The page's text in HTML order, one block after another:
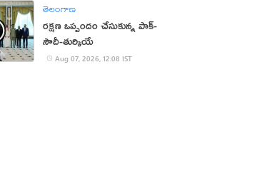
తెలంగాణ
రక్షణ ఒప్పందం చేసుకున్న పాక్‌-
సౌదీ-తుర్కియే
Aug 07, 2026, 12:08 IST